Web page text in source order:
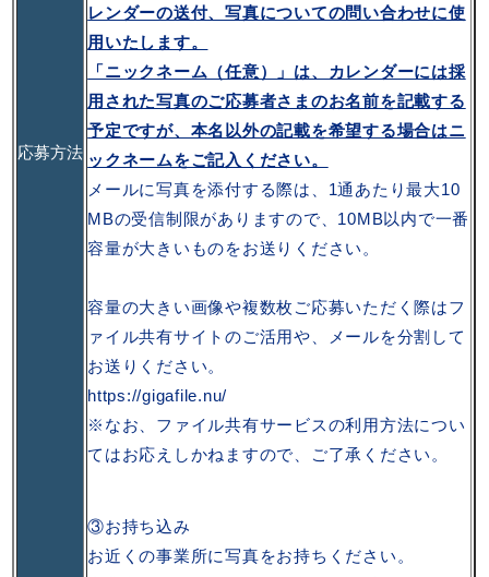
応募方法
レンダーの送付、写真についての問い合わせに使
用いたします。
「ニックネーム（任意）」は、カレンダーには採
用された写真のご応募者さまのお名前を記載する
予定ですが、本名以外の記載を希望する場合はニ
ックネームをご記入ください。
メールに写真を添付する際は、1通あたり最大10
MBの受信制限がありますので、10MB以内で一番
容量が大きいものをお送りください。
容量の大きい画像や複数枚ご応募いただく際はフ
ァイル共有サイトのご活用や、メールを分割して
お送りください。
https://gigafile.nu/
※なお、ファイル共有サービスの利用方法につい
てはお応えしかねますので、ご了承ください。
③お持ち込み
お近くの事業所に写真をお持ちください。